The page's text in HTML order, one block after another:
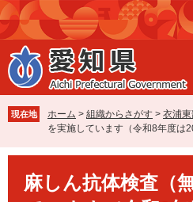
ペ
ー
ジ
の
先
で
す
メ
ニ
ュ
ー
を
ば
し
本
現在地 ホーム > 組織からさがす > 衣浦
を実施しています（令和8年度は
麻しん抗体検査（